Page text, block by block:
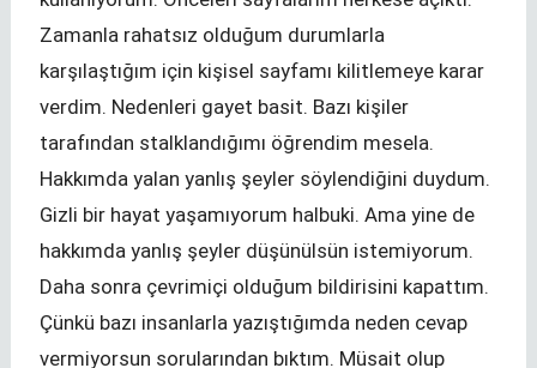
Zamanla rahatsız olduğum durumlarla
karşılaştığım için kişisel sayfamı kilitlemeye karar
verdim. Nedenleri gayet basit. Bazı kişiler
tarafından stalklandığımı öğrendim mesela.
Hakkımda yalan yanlış şeyler söylendiğini duydum.
Gizli bir hayat yaşamıyorum halbuki. Ama yine de
hakkımda yanlış şeyler düşünülsün istemiyorum.
Daha sonra çevrimiçi olduğum bildirisini kapattım.
Çünkü bazı insanlarla yazıştığımda neden cevap
vermiyorsun sorularından bıktım. Müsait olup